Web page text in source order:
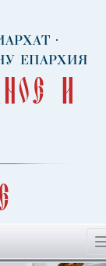
·
ЕПАРХИЯ
и